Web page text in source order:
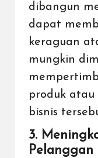
dibangun
dapat
keraguan
mungkin
produk atau
bisnis
3.
Pelanggan